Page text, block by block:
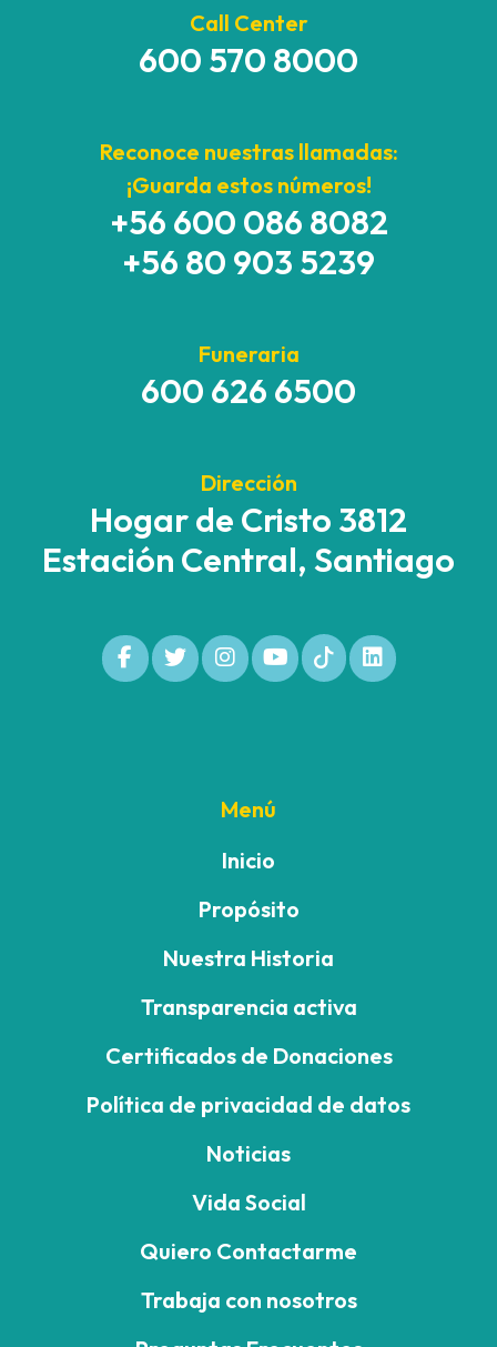
Call Center
600 570 8000
Reconoce nuestras llamadas:
¡Guarda estos números!
+56 600 086 8082
+56 80 903 5239
Funeraria
600 626 6500
Dirección
Hogar de Cristo 3812
Estación Central, Santiago
Menú
Inicio
Propósito
Nuestra Historia
Transparencia activa
Certificados de Donaciones
Política de privacidad de datos
Noticias
Vida Social
Quiero Contactarme
Trabaja con nosotros